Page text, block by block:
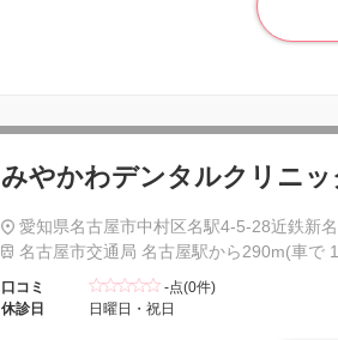
みやかわデンタルクリニッ
愛知県名古屋市中村区名駅4-5-28近鉄新
名古屋市交通局 名古屋駅から290m(車で
口コミ
-点(0件)
休診日
日曜日・祝日